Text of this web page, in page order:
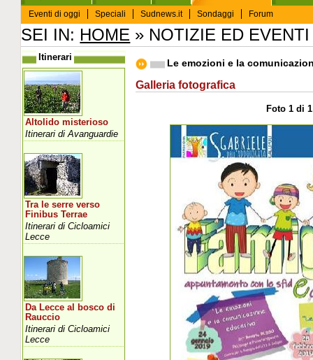
Eventi di oggi
Speciali Sudnews.it Sondaggi Forum
SEI IN: HOME » NOTIZIE ED
Le emozioni e la
Galleria fotografica
Foto 1 di 1
Itinerari
Altolido misterioso
Itinerari di Avanguardie
Tra le serre verso
Finibus Terrae
Itinerari di Cicloamici
Lecce
Da Lecce al bosco di
Rauccio
Itinerari di Cicloamici
Lecce